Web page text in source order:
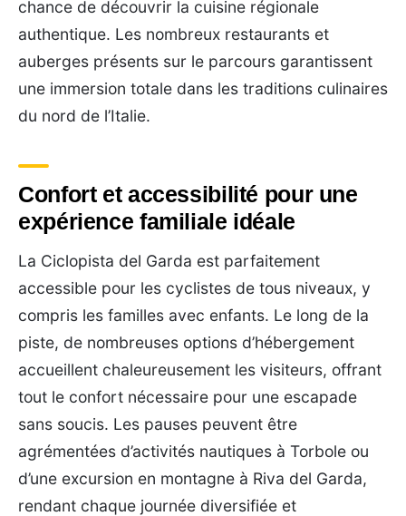
chance de découvrir la cuisine régionale
authentique. Les nombreux restaurants et
auberges présents sur le parcours garantissent
une immersion totale dans les traditions culinaires
du nord de l’Italie.
Confort et accessibilité pour une
expérience familiale idéale
La Ciclopista del Garda est parfaitement
accessible pour les cyclistes de tous niveaux, y
compris les familles avec enfants. Le long de la
piste, de nombreuses options d’hébergement
accueillent chaleureusement les visiteurs, offrant
tout le confort nécessaire pour une escapade
sans soucis. Les pauses peuvent être
agrémentées d’activités nautiques à Torbole ou
d’une excursion en montagne à Riva del Garda,
rendant chaque journée diversifiée et